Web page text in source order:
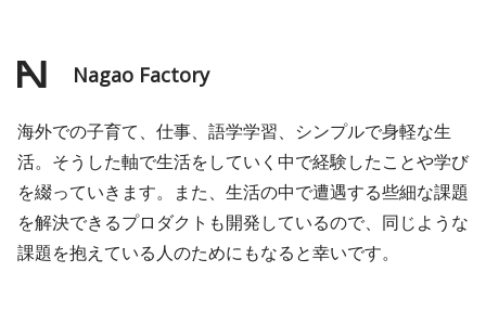
Nagao Factory
海外での子育て、仕事、語学学習、シンプルで身軽な生
活。そうした軸で生活をしていく中で経験したことや学び
を綴っていきます。また、生活の中で遭遇する些細な課題
を解決できるプロダクトも開発しているので、同じような
課題を抱えている人のためにもなると幸いです。